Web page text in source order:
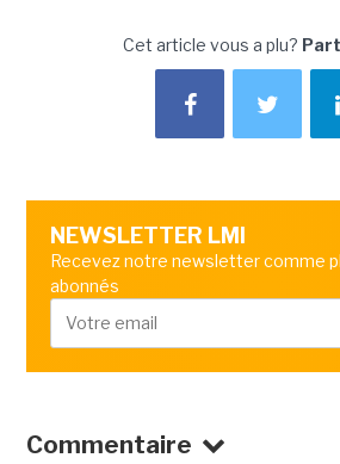
Cet article vous a plu?
NEWSLETTER LMI
Recevez notre newsletter comme
abonnés
Commentaire